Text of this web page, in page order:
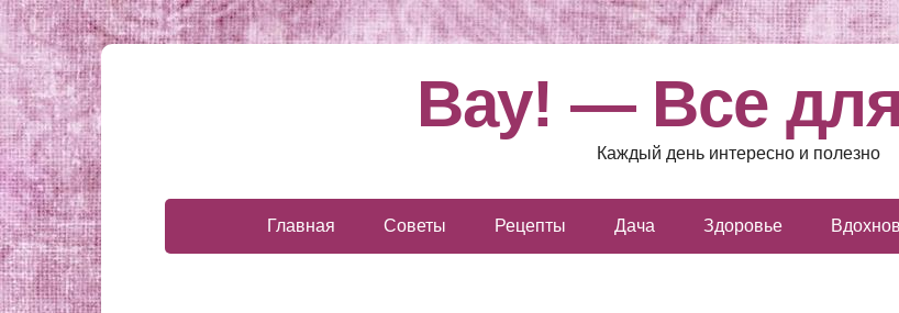
Вау! — Все
Каждый день интересно и полезно
Главная Советы Рецепты Дача Здоровье